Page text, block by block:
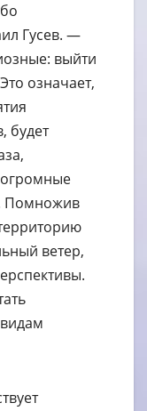
Гусев. —
выйти
означает,
будет
Помножив
ветер,